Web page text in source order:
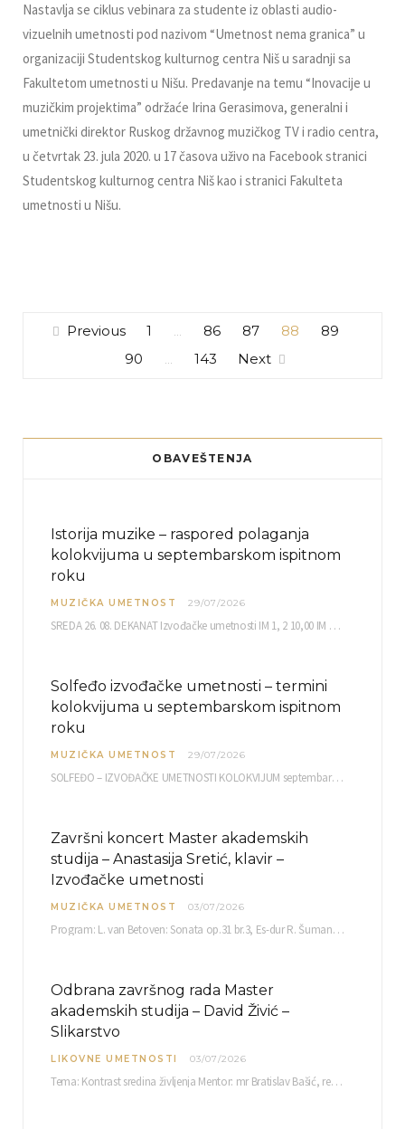
Nastavlјa se ciklus vebinara za studente iz oblasti audio-
vizuelnih umetnosti pod nazivom “Umetnost nema granica” u
organizaciji Studentskog kulturnog centra Niš u saradnji sa
Fakultetom umetnosti u Nišu. Predavanje na temu “Inovacije u
muzičkim projektima” održaće Irina Gerasimova, generalni i
umetnički direktor Ruskog državnog muzičkog TV i radio centra,
u četvrtak 23. jula 2020. u 17 časova uživo na Facebook stranici
Studentskog kulturnog centra Niš kao i stranici Fakulteta
umetnosti u Nišu.
Previous 1 … 86 87 88
89
90
… 143 Next
OBAVEŠTENJA
Istorija muzike – raspored polaganja
kolokvijuma u septembarskom ispitnom
roku
MUZIČKA UMETNOST 29/07/2026
SREDA 26. 08. DEKANAT Izvođačke umetnosti IM 1, 2 10,00 IM 3, 4 10,30 IM…
Solfeđo izvođačke umetnosti – termini
kolokvijuma u septembarskom ispitnom
roku
MUZIČKA UMETNOST 29/07/2026
SOLFEĐO – IZVOĐAČKE UMETNOSTI KOLOKVIJUM septembarski ispitni rok četvrtak, 03.09.2026. uč. br. 12 PISMENI…
Završni koncert Master akademskih
studija – Anastasija Sretić, klavir –
Izvođačke umetnosti
MUZIČKA UMETNOST 03/07/2026
Program: L. van Betoven: Sonata op.31 br.3, Es-dur R. Šuman: Bečki karneval op.26 K. Debisi:…
Odbrana završnog rada Master
akademskih studija – David Živić –
Slikarstvo
LIKOVNE UMETNOSTI 03/07/2026
Tema: Kontrast sredina življenja Mentor: mr Bratislav Bašić, redovni profesor Sreda, 08.07.2026. u…